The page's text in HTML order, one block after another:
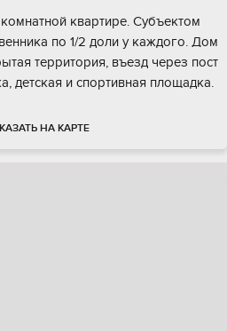
квартире. Субъектом
по 1/2 доли у каждого. Дом
территория, въезд через пост
детская и спортивная площадка.
НА КАРТЕ